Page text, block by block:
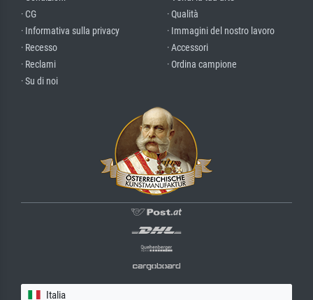
· CG
· Informativa sulla privacy
· Recesso
· Reclami
· Su di noi
· Qualità
· Immagini del nostro lavoro
· Accessori
· Ordina campione
Italia